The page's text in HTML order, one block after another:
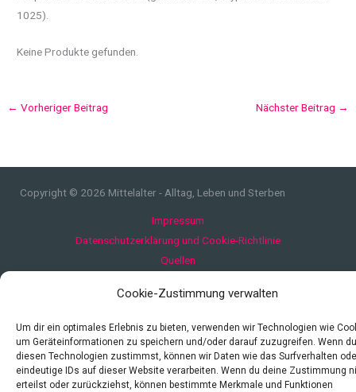
Cookie-Zustimmung verwalten
Um dir ein optimales Erlebnis zu bieten, verwenden wir Technologien wie
um Geräteinformationen zu speichern und/oder darauf zuzugreifen. Wenn du
diesen Technologien zustimmst, können wir Daten wie das Surfverhalten
eindeutige IDs auf dieser Website verarbeiten. Wenn du deine Zustimmung
erteilst oder zurückziehst, können bestimmte Merkmale und Funktionen
1025).
Keine Produkte gefunden.
← Vorheriger Beitrag Nächster Beitrag →
Copyright © 2026 Mittelalter - Alltag, Leben und Sterben
Impressum
Datenschutzerklärung und Cookie-Richtlinie
Quellen